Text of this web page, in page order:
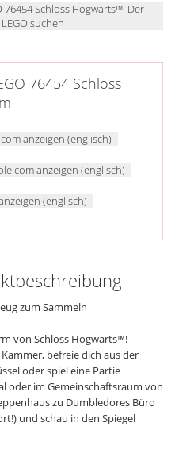
Schloss Hogwarts™: Der
suchen
76454 Schloss
anzeigen (englisch)
anzeigen (englisch)
(englisch)
zum Sammeln
von Schloss Hogwarts™!
befreie dich aus der
oder spiel eine Partie
oder im Gemeinschaftsraum von
zu Dumbledores Büro
und schau in den Spiegel